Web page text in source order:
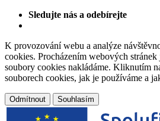
Sledujte nás a odebírejte
K provozování webu a analýze
cookies. Procházením webových
soubory cookies nakládáme. Kliknutím
souborech cookies, jak je používáme a
Odmítnout Souhlasím